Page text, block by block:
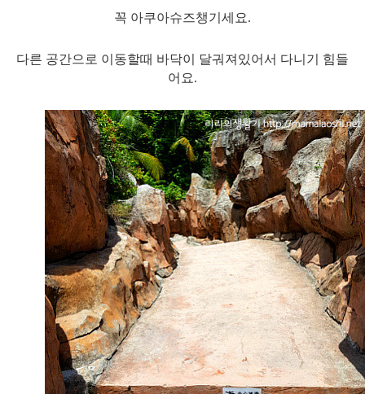
꼭 아쿠아슈즈챙기세요.
다른 공간으로 이동할때 바닥이 달궈져있어서 다니기 힘들
어요.